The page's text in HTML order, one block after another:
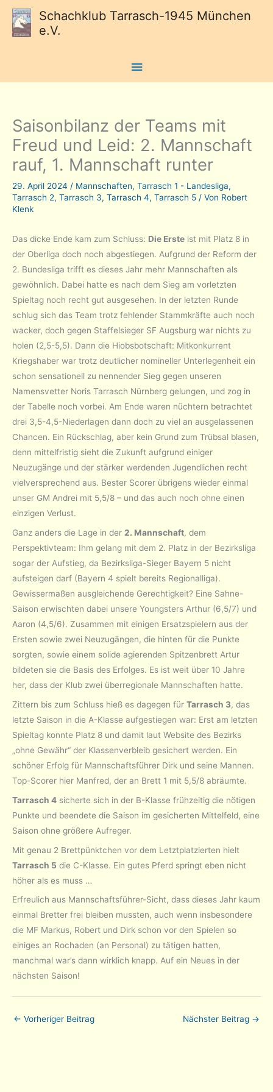
Schachklub Tarrasch-1945 München
e.V.
Hauptmenü
Saisonbilanz der Teams mit
Freud und Leid: 2. Mannschaft
rauf, 1. Mannschaft runter
29. April 2024 / Mannschaften, Tarrasch 1 - Landesliga,
Tarrasch 2, Tarrasch 3, Tarrasch 4, Tarrasch 5 / Von Robert
Klenk
Das dicke Ende kam zum Schluss: Die Erste ist mit Platz 8 in
der Oberliga doch noch abgestiegen. Aufgrund der Reform der
2. Bundesliga trifft es dieses Jahr mehr Mannschaften als
gewöhnlich. Dabei hatte es nach dem Sieg am vorletzten
Spieltag noch recht gut ausgesehen. In der letzten Runde
schlug sich das Team trotz fehlender Stammkräfte auch noch
wacker, doch gegen Staffelsieger SF Augsburg war nichts zu
holen (2,5-5,5). Dann die Hiobsbotschaft: Mitkonkurrent
Kriegshaber war trotz deutlicher nomineller Unterlegenheit ein
schon sensationell zu nennender Sieg gegen unseren
Namensvetter Noris Tarrasch Nürnberg gelungen, und zog in
der Tabelle noch vorbei. Am Ende waren nüchtern betrachtet
drei 3,5-4,5-Niederlagen dann doch zu viel an ausgelassenen
Chancen. Ein Rückschlag, aber kein Grund zum Trübsal blasen,
denn mittelfristig sieht die Zukunft aufgrund einiger
Neuzugänge und der stärker werdenden Jugendlichen recht
vielversprechend aus. Bester Scorer übrigens wieder einmal
unser GM Andrei mit 5,5/8 – und das auch noch ohne einen
einzigen Verlust.
Ganz anders die Lage in der 2. Mannschaft, dem
Perspektivteam: Ihm gelang mit dem 2. Platz in der Bezirksliga
sogar der Aufstieg, da Bezirksliga-Sieger Bayern 5 nicht
aufsteigen darf (Bayern 4 spielt bereits Regionalliga).
Gewissermaßen ausgleichende Gerechtigkeit? Eine Sahne-
Saison erwischten dabei unsere Youngsters Arthur (6,5/7) und
Aaron (4,5/6). Zusammen mit einigen Ersatzspielern aus der
Ersten sowie zwei Neuzugängen, die hinten für die Punkte
sorgten, sowie einem solide agierenden Spitzenbrett Artur
bildeten sie die Basis des Erfolges. Es ist weit über 10 Jahre
her, dass der Klub zwei überregionale Mannschaften hatte.
Zittern bis zum Schluss hieß es dagegen für Tarrasch 3, das
letzte Saison in die A-Klasse aufgestiegen war: Erst am letzten
Spieltag konnte Platz 8 und damit laut Website des Bezirks
„ohne Gewähr“ der Klassenverbleib gesichert werden. Ein
schöner Erfolg für Mannschaftsführer Dirk und seine Mannen.
Top-Scorer hier Manfred, der an Brett 1 mit 5,5/8 abräumte.
Tarrasch 4 sicherte sich in der B-Klasse frühzeitig die nötigen
Punkte und beendete die Saison im gesicherten Mittelfeld, eine
Saison ohne größere Aufreger.
Mit genau 2 Brettpünktchen vor dem Letztplatzierten hielt
Tarrasch 5 die C-Klasse. Ein gutes Pferd springt eben nicht
höher als es muss …
Erfreulich aus Mannschaftsführer-Sicht, dass dieses Jahr kaum
einmal Bretter frei bleiben mussten, auch wenn insbesondere
die MF Markus, Robert und Dirk schon vor den Spielen so
einiges an Rochaden (an Personal) zu tätigen hatten,
manchmal war’s dann wirklich knapp. Auf ein Neues in der
nächsten Saison!
← Vorheriger Beitrag Nächster Beitrag →